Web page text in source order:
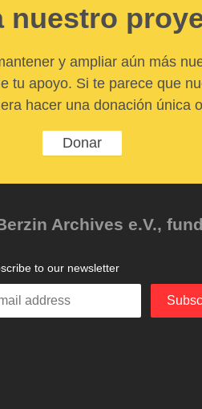
nuestro
y ampliar aún más
tu apoyo. Si te parece que
hacer una donación única
Donar
Archives e.V.,
to our newsletter